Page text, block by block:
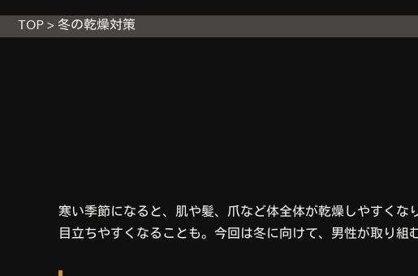
TOP>冬の乾燥対策
寒い季節になると、肌や髪、爪など体全体が乾燥しやすく
目立ちやすくなることも。今回は冬に向けて、男性が取り組